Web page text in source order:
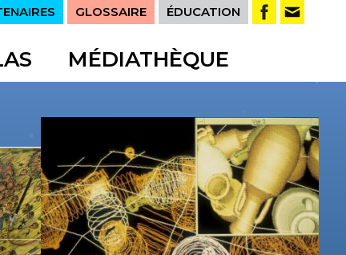
GLOSSAIRE ÉDUCATION
MÉDIATHÈQUE